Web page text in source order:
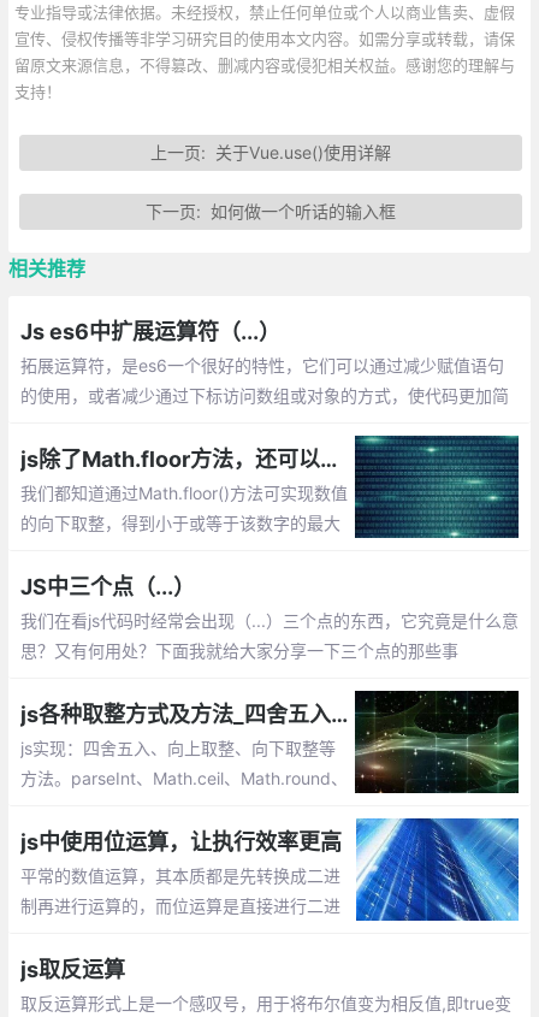
专业指导或法律依据。未经授权，禁止任何单位或个人以商业售卖、虚假
宣传、侵权传播等非学习研究目的使用本文内容。如需分享或转载，请保
留原文来源信息，不得篡改、删减内容或侵犯相关权益。感谢您的理解与
支持！
上一页: 关于Vue.use()使用详解
下一页: 如何做一个听话的输入框
相关推荐
Js es6中扩展运算符（...）
拓展运算符，是es6一个很好的特性，它们可以通过减少赋值语句
的使用，或者减少通过下标访问数组或对象的方式，使代码更加简
以及相关知识。
js除了Math.floor方法，还可以通过位运算|，>>实现向下取整
我们都知道通过Math.floor()方法可实现数值
的向下取整，得到小于或等于该数字的最大
运算|，>>来实现向下取整哦
JS中三个点（...）
我们在看js代码时经常会出现（...）三个点的东西，它究竟是什么意
思？又有何用处？下面我就给大家分享一下三个点的那些事
js各种取整方式及方法_四舍五入、向上取整、向下取整
js实现：四舍五入、向上取整、向下取整等
方法。parseInt、Math.ceil、Math.round、
js中使用位运算，让执行效率更高
平常的数值运算，其本质都是先转换成二进
制再进行运算的，而位运算是直接进行二进
较高的，由于位运算的博大精深，下面通过
一些在js中使用位运算的实例
js取反运算
取反运算形式上是一个感叹号，用于将布尔值变为相反值,即true变